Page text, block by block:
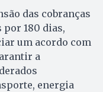
das cobranças
180 dias,
um acordo com
a
energia